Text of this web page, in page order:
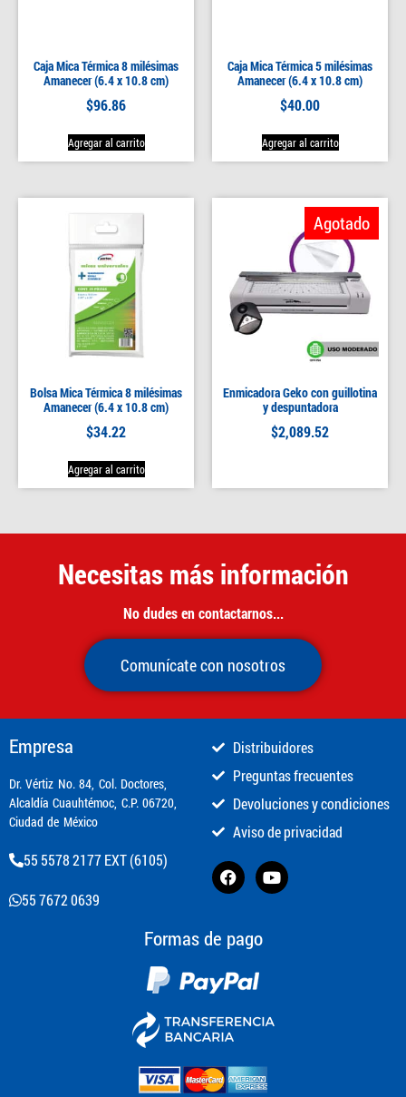
Caja Mica Térmica 8 milésimas
Amanecer (6.4 x 10.8 cm)
$96.86
Agregar al carrito
Caja Mica Térmica 5 milésimas
Amanecer (6.4 x 10.8 cm)
$40.00
Agregar al carrito
Bolsa Mica Térmica 8 milésimas
Amanecer (6.4 x 10.8 cm)
$34.22
Agregar al carrito
Enmicadora Geko con guillotina
y despuntadora
$2,089.52
Agotado
Necesitas más información
No dudes en contactarnos...
Comunícate con nosotros
Empresa
​Dr. Vértiz No. 84, Col. Doctores,
Alcaldía Cuauhtémoc, C.P. 06720,
Ciudad de México
55 5578 2177 EXT (6105)
55 7672 0639
Distribuidores
Preguntas frecuentes
Devoluciones y condiciones
Aviso de privacidad
Formas de pago